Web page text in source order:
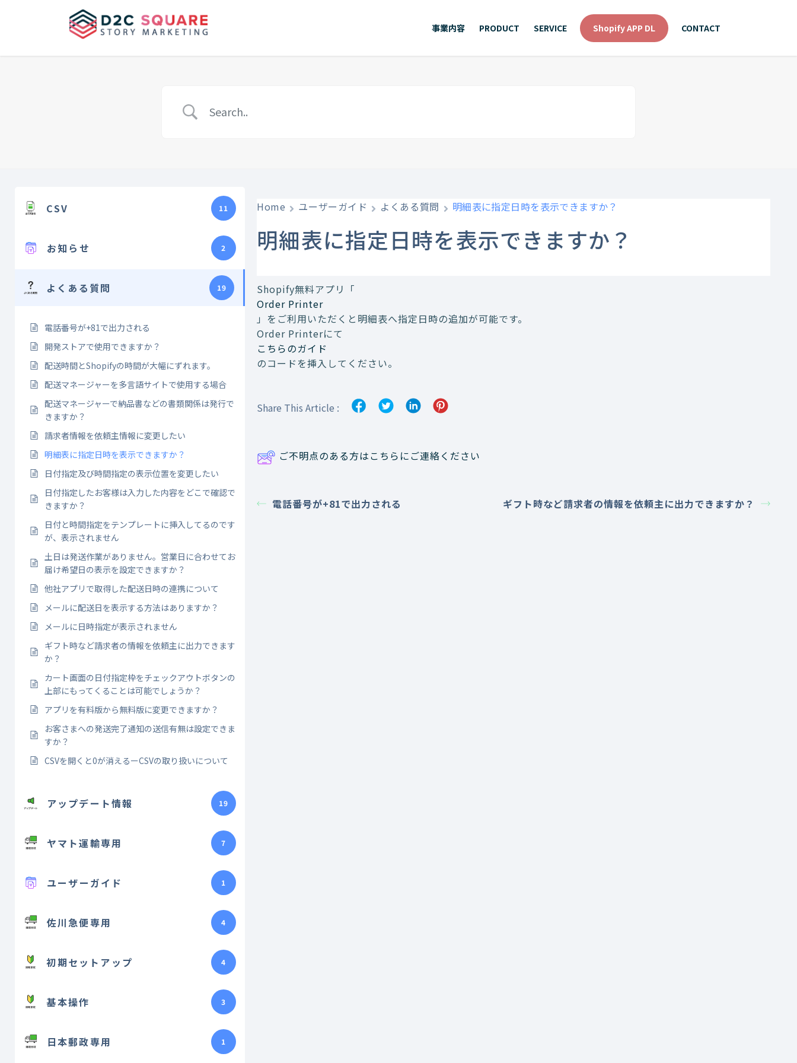
事業内容 PRODUCT SERVICE Shopify APP DL CONTACT
CSV 11
お知らせ 2
よくある質問 19
電話番号が+81で出力される
開発ストアで使用できますか？
配送時間とShopifyの時間が大幅にずれます。
配送マネージャーを多言語サイトで使用する場合
配送マネージャーで納品書などの書類関係は発行で
きますか？
請求者情報を依頼主情報に変更したい
明細表に指定日時を表示できますか？
日付指定及び時間指定の表示位置を変更したい
日付指定したお客様は入力した内容をどこで確認で
きますか？
日付と時間指定をテンプレートに挿入してるのです
が、表示されません
土日は発送作業がありません。営業日に合わせてお
届け希望日の表示を設定できますか？
他社アプリで取得した配送日時の連携について
メールに配送日を表示する方法はありますか？
メールに日時指定が表示されません
ギフト時など請求者の情報を依頼主に出力できます
か？
カート画面の日付指定枠をチェックアウトボタンの
上部にもってくることは可能でしょうか？
アプリを有料版から無料版に変更できますか？
お客さまへの発送完了通知の送信有無は設定できま
すか？
CSVを開くと0が消えるーCSVの取り扱いについて
アップデート情報 19
ヤマト運輸専用 7
ユーザーガイド 1
佐川急便専用 4
初期セットアップ 4
基本操作 3
日本郵政専用 1
Home ユーザーガイド よくある質問 明細表に指定日時を表示できますか？
明細表に指定日時を表示できますか？
Shopify無料アプリ「
Order Printer
」をご利用いただくと明細表へ指定日時の追加が可能です。
Order Printerにて
こちらのガイド
のコードを挿入してください。
Share This Article :
ご不明点のある方はこちらにご連絡ください
電話番号が+81で出力される ギフト時など請求者の情報を依頼主に出力できますか？